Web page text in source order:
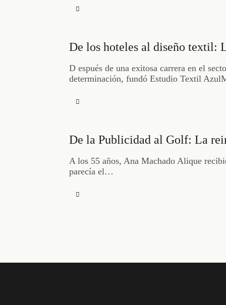
De los hoteles al diseño textil:
D espués de una exitosa carrera en el
determinación, fundó Estudio Textil
De la Publicidad al Golf: La
A los 55 años, Ana Machado Alique
parecía el…